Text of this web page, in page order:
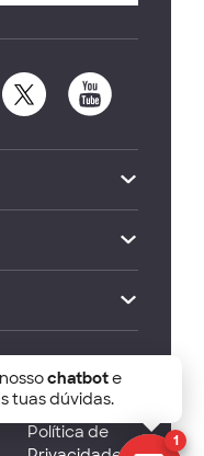
of Economics
Política de
1
chatbote
tuas dúvidas.